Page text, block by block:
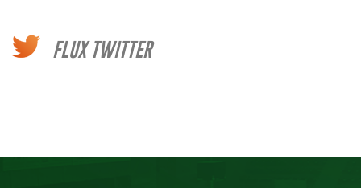
FLUX TWITTER